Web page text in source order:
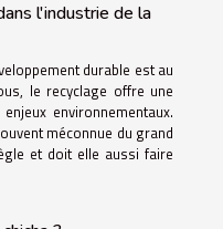
l'industrie de la
durable est au
le recyclage offre une
environnementaux.
méconnue du grand
et doit elle aussi faire